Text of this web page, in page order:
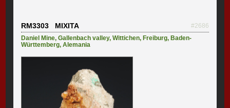
RM3303 MIXITA
#2686
Daniel Mine,Gallenbach valley,Wittichen, Freiburg, Baden-
Württemberg,Alemania